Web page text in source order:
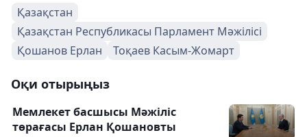
Қазақстан
Қазақстан Республикасы Парламент Мәжілісі
Қошанов Ерлан
Тоқаев Касым-Жомарт
Оқи отырыңыз
Мемлекет басшысы Мәжіліс
төрағасы Ерлан Қошановты